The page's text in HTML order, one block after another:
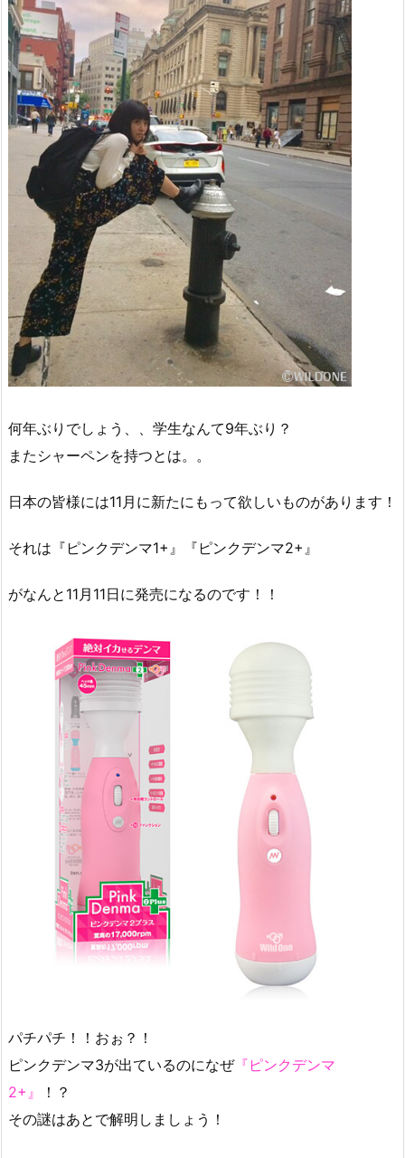
何年ぶりでしょう、、学生なんて9年ぶり？
またシャーペンを持つとは。。
日本の皆様には11月に新たにもって欲しいものがあります！
それは『ピンクデンマ1+』『ピンクデンマ2+』
がなんと11月11日に発売になるのです！！
パチパチ！！おぉ？！
ピンクデンマ3が出ているのになぜ『ピンクデンマ
2+』
！？
その謎はあとで解明しましょう！